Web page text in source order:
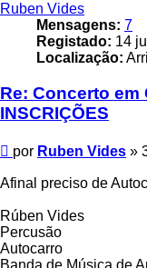
Ruben Vides
Mensagens: 7
Registado: 14
Localização:
Re: Concerto em
INSCRIÇÕES
Mensagem
por Ruben Vides »
Afinal preciso de
Rúben Vides
Percusão
Autocarro
Banda de Música de